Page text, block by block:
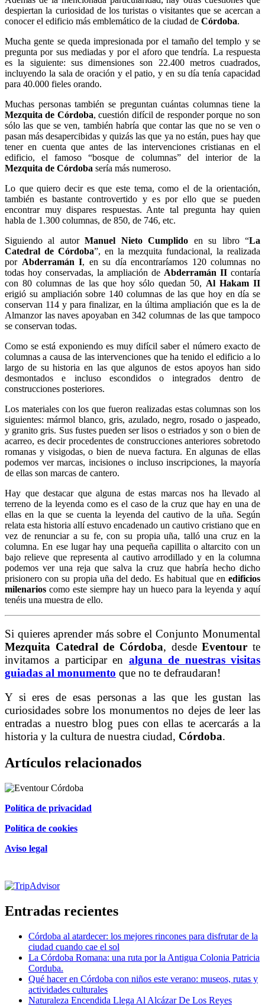
despiertan la curiosidad de los turistas o visitantes que se acercan a
conocer el edificio más emblemático de la ciudad de Córdoba.
Mucha gente se queda impresionada por el tamaño del templo y se
pregunta por sus mediadas y por el aforo que tendría. La respuesta
es la siguiente: sus dimensiones son 22.400 metros cuadrados,
incluyendo la sala de oración y el patio, y en su día tenía capacidad
para 40.000 fieles orando.
Muchas personas también se preguntan cuántas columnas tiene la
Mezquita de Córdoba, cuestión difícil de responder porque no son
sólo las que se ven, también habría que contar las que no se ven o
pasan más desapercibidas y quizás las que ya no están, pues hay que
tener en cuenta que antes de las intervenciones cristianas en el
edificio, el famoso “bosque de columnas” del interior de la
Mezquita de Córdoba sería más numeroso.
Lo que quiero decir es que este tema, como el de la orientación,
también es bastante controvertido y es por ello que se pueden
encontrar muy dispares respuestas. Ante tal pregunta hay quien
habla de 1.300 columnas, de 850, de 746, etc.
Siguiendo al autorManuel Nieto Cumplido en su libro “La
Catedral de Córdoba”, en la mezquita fundacional, la realizada
por Abderramán I, en su día encontraríamos 120 columnas no
todas hoy conservadas, la ampliación de Abderramán II contaría
con 80 columnas de las que hoy sólo quedan 50, Al Hakam II
erigió su ampliación sobre 140 columnas de las que hoy en día se
conservan 114 y para finalizar, en la última ampliación que es la de
Almanzor las naves apoyaban en 342 columnas de las que tampoco
se conservan todas.
Como se está exponiendo es muy difícil saber el número exacto de
columnas a causa de las intervenciones que ha tenido el edificio a lo
largo de su historia en las que algunos de estos apoyos han sido
desmontados e incluso escondidos o integrados dentro de
construcciones posteriores.
Los materiales con los que fueron realizadas estas columnas son los
siguientes: mármol blanco, gris, azulado, negro, rosado o jaspeado,
y granito gris. Sus fustes pueden ser lisos o estriados y son o bien de
acarreo, es decir procedentes de construcciones anteriores sobretodo
romanas y visigodas, o bien de nueva factura. En algunas de ellas
podemos ver marcas, incisiones o incluso inscripciones, la mayoría
de ellas son marcas de cantero.
Hay que destacar que alguna de estas marcas nos ha llevado al
terreno de la leyenda como es el caso de la cruz que hay en una de
ellas en la que se cuenta la leyenda del cautivo de la uña. Según
relata esta historia allí estuvo encadenado un cautivo cristiano que en
vez de renunciar a su fe, con su propia uña, talló una cruz en la
columna. En ese lugar hay una pequeña capillita o altarcito con un
bajo relieve que representa al cautivo arrodillado y en la columna
podemos ver una reja que salva la cruz que habría hecho dicho
prisionero con su propia uña del dedo. Es habitual que en edificios
milenarios como este siempre hay un hueco para la leyenda y aquí
tenéis una muestra de ello.
Si quieres aprender más sobre el Conjunto Monumental
Mezquita Catedral de Córdoba, desdeEventour te
invitamos a participar en alguna de nuestras visitas
guiadas al monumento que no te defraudaran!
Y si eres de esas personas a las que les gustan las
curiosidades sobre los monumentos no dejes de leer las
entradas a nuestro blog pues con ellas te acercarás a la
historia y la cultura de nuestra ciudad, Córdoba.
Artículos relacionados
Política de privacidad
Política de cookies
Aviso legal
Entradas recientes
Córdoba al atardecer: los mejores rincones para disfrutar de la
ciudad cuando cae el sol
La Córdoba Romana: una ruta por la Antigua Colonia Patricia
Corduba.
Qué hacer en Córdoba con niños este verano: museos, rutas y
actividades culturales
Naturaleza Encendida Llega Al Alcázar De Los Reyes